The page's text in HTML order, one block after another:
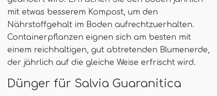
mit etwas besserem Kompost, um den
Nährstoffgehalt im Boden aufrechtzuerhalten.
Containerpflanzen eignen sich am besten mit
einem reichhaltigen, gut abtretenden Blumenerde,
der jährlich auf die gleiche Weise erfrischt wird.
Dünger für Salvia Guaranitica